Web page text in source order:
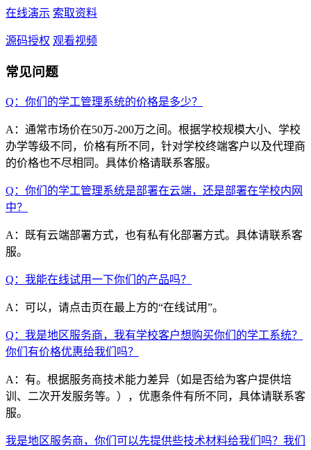
在线演示 索取资料
源码授权 观看视频
常见问题
Q：你们的学工管理系统的价格是多少？
A：通常市场价在50万-200万之间。根据学校规模大小、学校
办学等级不同，价格有所不同，针对学校终端客户以及代理商
的价格也不尽相同。具体价格请联系客服。
Q：你们的学工管理系统是部署在云端，还是部署在学校内网
中？
A：既有云端部署方式，也有私有化部署方式。具体请联系客
服。
Q：我能在线试用一下你们的产品吗？
A：可以，请点击页在最上方的“在线试用”。
Q：我是地区服务商，我有学校客户想购买你们的学工系统？
你们有价格优惠给我们吗？
A：有。根据服务商技术能力差异（如是否给为客户提供培
训、二次开发服务等。），优惠条件有所不同，具体请联系客
服。
我是地区服务商，你们可以先提供些技术材料给我们吗？我们